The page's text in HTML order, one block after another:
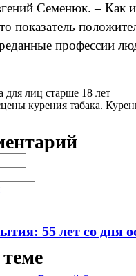
Семенюк. – Как
показатель
профессии
лиц старше 18 лет
курения табака.
55 лет со дня